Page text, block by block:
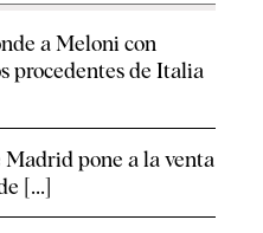
a Meloni con
procedentes de Italia
pone a la venta
[...]